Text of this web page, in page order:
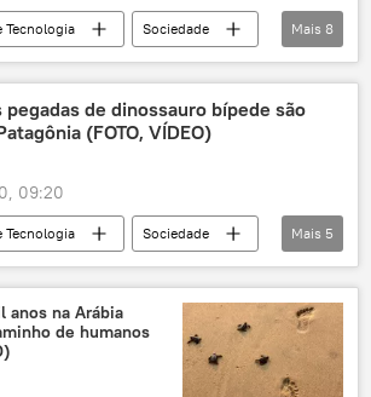
Tecnologia
Sociedade
de Gales
Reino Unido
dinossauro
ciência
Mais 8
de dinossauro bípede são
(FOTO, VÍDEO)
09:20
Tecnologia
Sociedade
Arqueologia
Argentina
Mais 5
anos na Arábia
de humanos